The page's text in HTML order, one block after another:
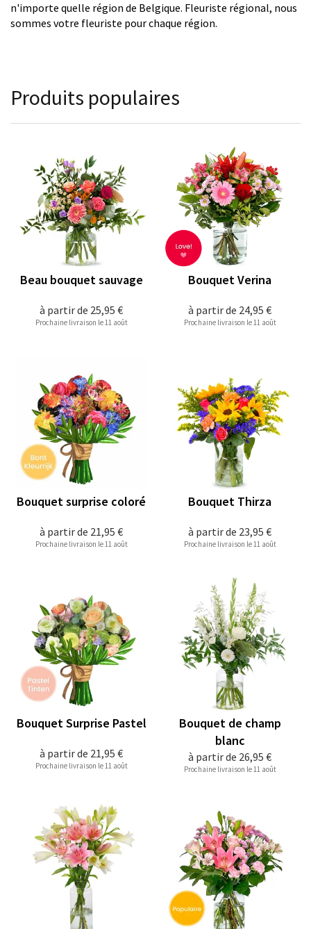
n'importe quelle région de Belgique. Fleuriste régional, nous
sommes votre fleuriste pour chaque région.
Produits populaires
à partir de 25,95 €
Beau bouquet sauvage
Prochaine livraison le 11 août
à partir de 24,95 €
Bouquet Verina
Prochaine livraison le 11 août
à partir de 21,95 €
Bouquet surprise coloré
Prochaine livraison le 11 août
à partir de 23,95 €
Bouquet Thirza
Prochaine livraison le 11 août
à partir de 21,95 €
Bouquet Surprise Pastel
Prochaine livraison le 11 août
à partir de 26,95 €
Bouquet de champ
blanc
Prochaine livraison le 11 août